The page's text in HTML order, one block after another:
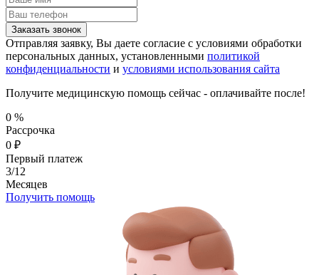
Заказать звонок
Отправляя заявку, Вы даете согласие с условиями обработки
персональных данных, установленными политикой
конфиденциальности и условиями использования сайта
Получите медицинскую помощь сейчас - оплачивайте после!
0 %
Рассрочка
0 ₽
Первый платеж
3/12
Месяцев
Получить помощь